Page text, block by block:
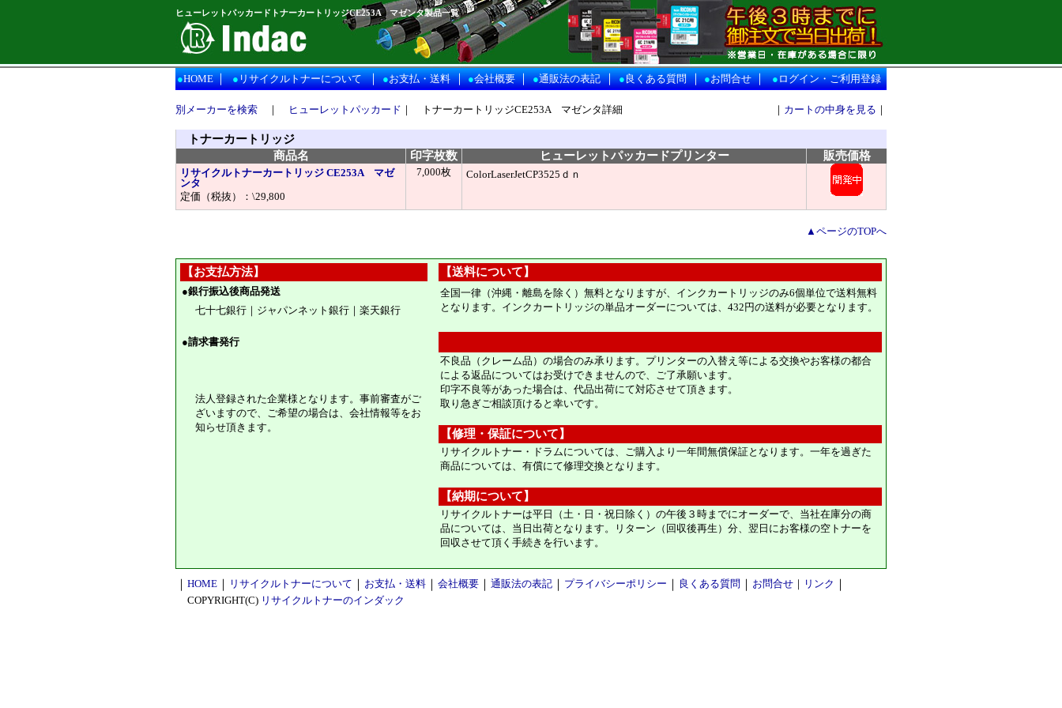
ヒューレットパッカードトナーカートリッジCE253A マゼンタ製品一覧
●HOME｜ ●リサイクルトナーについて ｜ ●お支払・送料 ｜ ●会社概要 ｜ ●通販法の表記 ｜ ●良くある質問 ｜ ●お問合せ ｜ ●ログイン・ご利用登録
別メーカーを検索 ｜ ヒューレットパッカード ｜ トナーカートリッジCE253A マゼンタ詳細 ｜ カートの中身を見る ｜
トナーカートリッジ
商品名
印字枚数 ヒューレットパッカードプリンター 販売価格
リサイクルトナーカートリッジ CE253A マゼ
ンタ
定価（税抜）：\29,800
7,000枚 ColorLaserJetCP3525ｄｎ
▲ページのTOPへ
【お支払方法】 【送料について】
●銀行振込後商品発送
全国一律（沖縄・離島を除く）無料となりますが、インクカートリッジのみ6個単位で送料無料
となります。インクカートリッジの単品オーダーについては、432円の送料が必要となります。
七十七銀行｜ジャパンネット銀行｜楽天銀行
●請求書発行
法人登録された企業様となります。事前審査がご
ざいますので、ご希望の場合は、会社情報等をお
知らせ頂きます。
不良品（クレーム品）の場合のみ承ります。プリンターの入替え等による交換やお客様の都合
による返品についてはお受けできませんので、ご了承願います。
印字不良等があった場合は、代品出荷にて対応させて頂きます。
取り急ぎご相談頂けると幸いです。
【修理・保証について】
リサイクルトナー・ドラムについては、ご購入より一年間無償保証となります。一年を過ぎた
商品については、有償にて修理交換となります。
【納期について】
リサイクルトナーは平日（土・日・祝日除く）の午後３時までにオーダーで、当社在庫分の商
品については、当日出荷となります。リターン（回収後再生）分、翌日にお客様の空トナーを
回収させて頂く手続きを行います。
HOME リサイクルトナーについて お支払・送料 会社概要 通販法の表記 プライバシーポリシー 良くある質問 お問合せ ｜ リンク
COPYRIGHT(C) リサイクルトナーのインダック